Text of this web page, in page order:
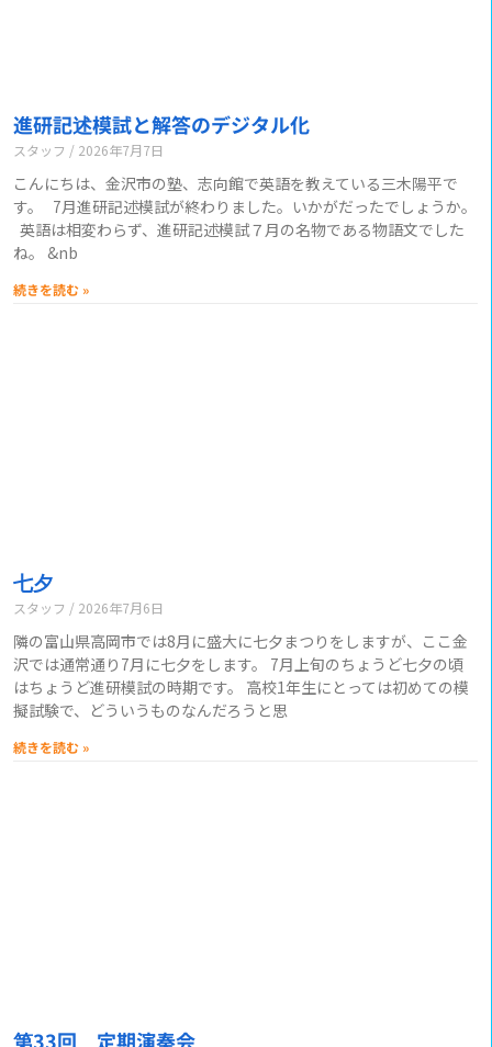
進研記述模試と解答のデジタル化
スタッフ 2026年7月7日
こんにちは、金沢市の塾、志向館で英語を教えている三木陽平で
す。 7月進研記述模試が終わりました。いかがだったでしょうか。
英語は相変わらず、進研記述模試７月の名物である物語文でした
ね。 &nb
続きを読む »
七夕
スタッフ 2026年7月6日
隣の富山県高岡市では8月に盛大に七夕まつりをしますが、ここ金
沢では通常通り7月に七夕をします。 7月上旬のちょうど七夕の頃
はちょうど進研模試の時期です。 高校1年生にとっては初めての模
擬試験で、どういうものなんだろうと思
続きを読む »
第33回 定期演奏会